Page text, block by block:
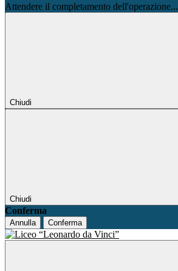
Attendere il completamento dell'operazione...
Chiudi
Chiudi
Conferma
Annulla Conferma